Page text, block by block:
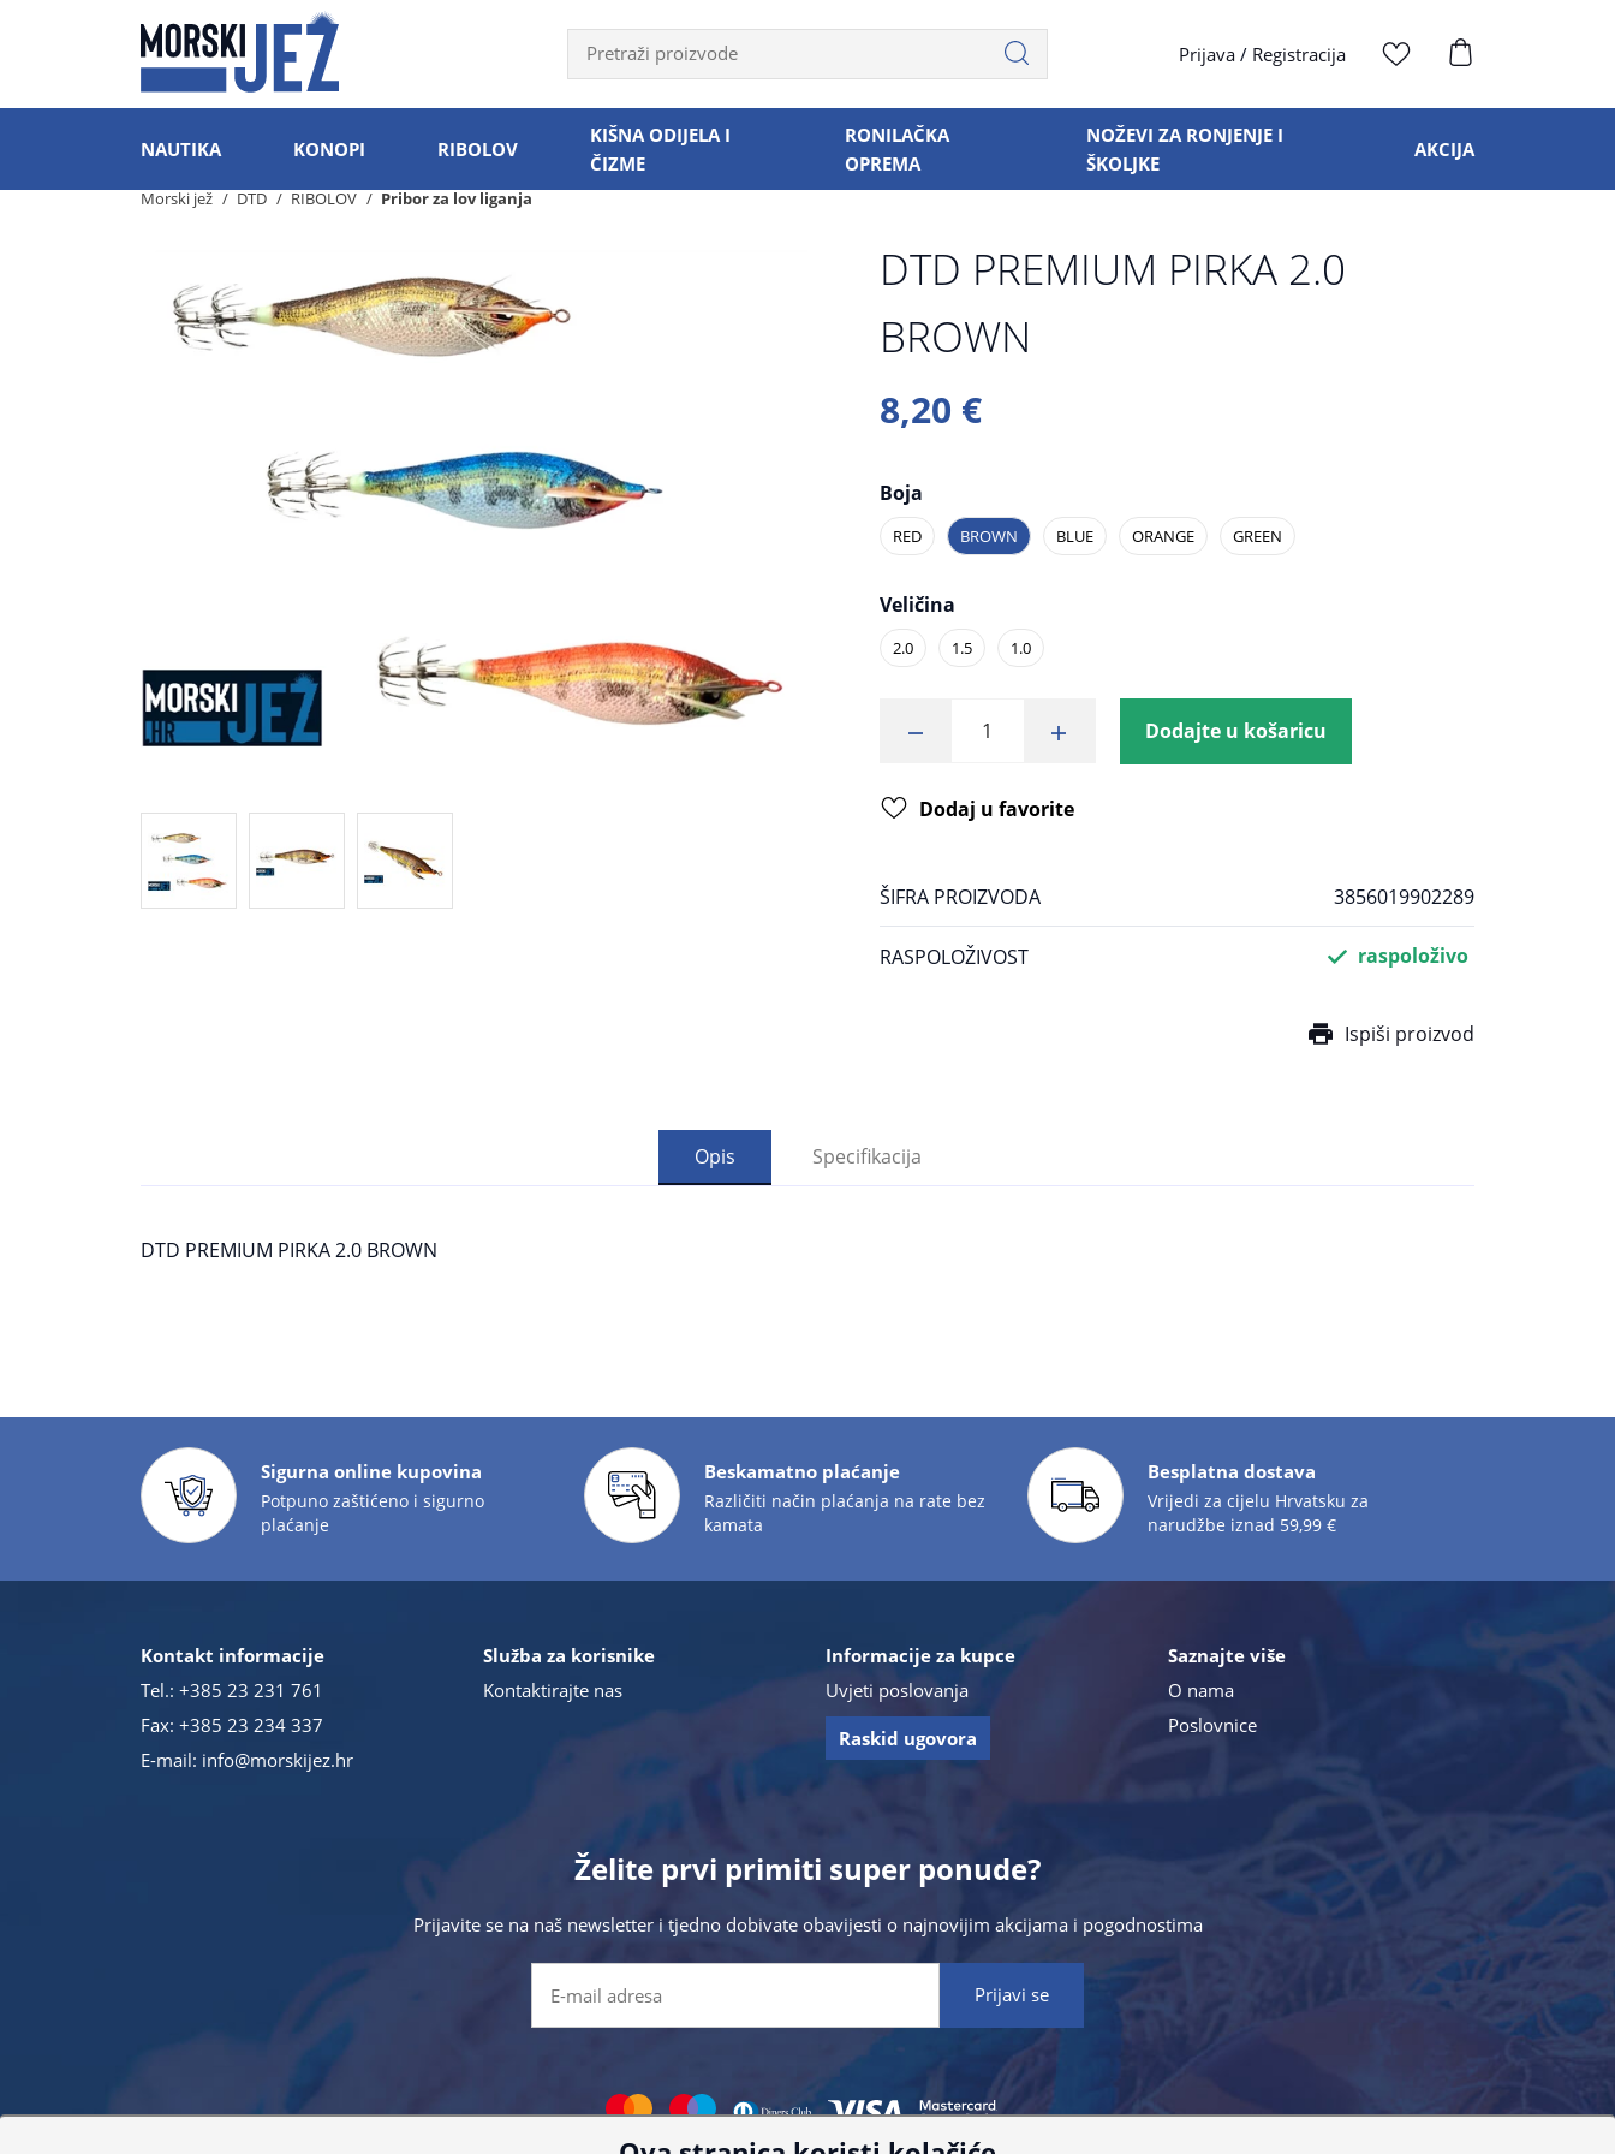
Prijava / Registracija
NAUTIKA KONOPI RIBOLOV
KIŠNA ODIJELA I
ČIZME
RONILAČKA
OPREMA
NOŽEVI ZA RONJENJE I
ŠKOLJKE
AKCIJA
Morski jež DTD RIBOLOV Pribor za lov liganja
DTD PREMIUM PIRKA 2.0
BROWN
8,20 €
Boja
RED BROWN BLUE ORANGE GREEN
Veličina
2.0 1.5 1.0
Dodajte u košaricu
Dodaj u favorite
ŠIFRA PROIZVODA 3856019902289
RASPOLOŽIVOST raspoloživo
Ispiši proizvod
Opis Specifikacija
DTD PREMIUM PIRKA 2.0 BROWN
Sigurna online kupovina
Potpuno zaštićeno i sigurno
plaćanje
Beskamatno plaćanje
Različiti način plaćanja na rate bez
kamata
Besplatna dostava
Vrijedi za cijelu Hrvatsku za
narudžbe iznad 59,99 €
Kontakt informacije
Tel.: +385 23 231 761
Fax: +385 23 234 337
E-mail: info@morskijez.hr
Služba za korisnike
Kontaktirajte nas
Informacije za kupce
Uvjeti poslovanja
Raskid ugovora
Saznajte više
O nama
Poslovnice
Želite prvi primiti super ponude?
Prijavite se na naš newsletter i tjedno dobivate obavijesti o najnovijim akcijama i pogodnostima